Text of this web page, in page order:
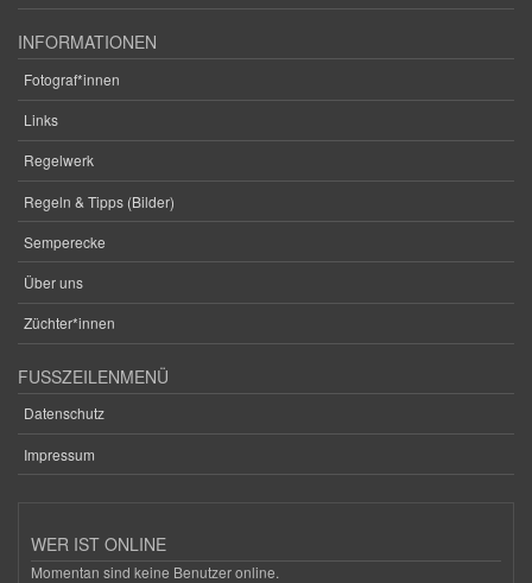
INFORMATIONEN
Fotograf*innen
Links
Regelwerk
Regeln & Tipps (Bilder)
Semperecke
Über uns
Züchter*innen
FUSSZEILENMENÜ
Datenschutz
Impressum
WER IST ONLINE
Momentan sind keine Benutzer online.